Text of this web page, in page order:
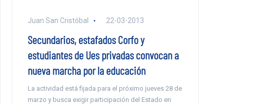
Juan San Cristóbal 22-03-2013
Secundarios, estafados Corfo y
estudiantes de Ues privadas convocan a
nueva marcha por la educación
La actividad está fijada para el próximo jueves 28 de
marzo y busca exigir participación del Estado en